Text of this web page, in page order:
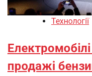
Технології
продажі